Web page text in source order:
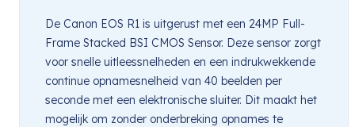
De Canon EOS R1 is uitgerust met een 24MP Full-
Frame Stacked BSI CMOS Sensor. Deze sensor zorgt
voor snelle uitleessnelheden en een indrukwekkende
continue opnamesnelheid van 40 beelden per
seconde met een elektronische sluiter. Dit maakt het
mogelijk om zonder onderbreking opnames te